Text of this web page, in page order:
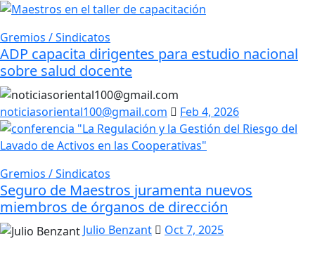
Gremios / Sindicatos
ADP capacita dirigentes para estudio nacional
sobre salud docente
noticiasoriental100@gmail.com Feb 4, 2026
Gremios / Sindicatos
Seguro de Maestros juramenta nuevos
miembros de órganos de dirección
Julio Benzant Oct 7, 2025